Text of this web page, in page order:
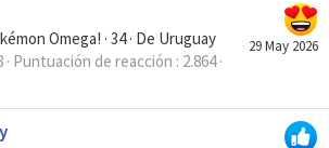
29 May 2026
Omega! · 34· De Uruguay
Puntuación de reacción 2.864